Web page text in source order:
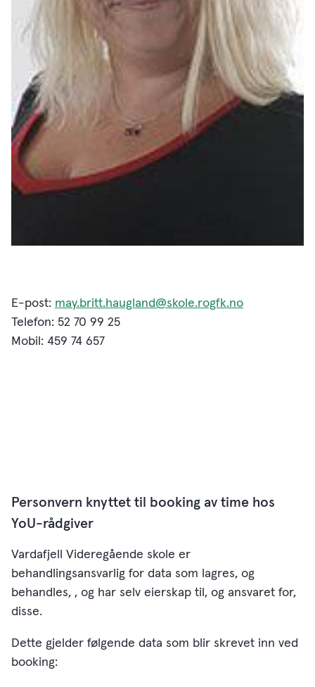
E-post: may.britt.haugland@skole.rogfk.no
Telefon: 52 70 99 25
Mobil: 459 74 657
Personvern knyttet til booking av time hos
YoU-rådgiver
Vardafjell Videregående skole er
behandlingsansvarlig for data som lagres, og
behandles, , og har selv eierskap til, og ansvaret for,
disse.
Dette gjelder følgende data som blir skrevet inn ved
booking: